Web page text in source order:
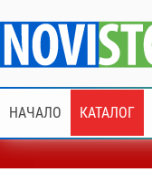
НАЧАЛО КАТАЛОГ